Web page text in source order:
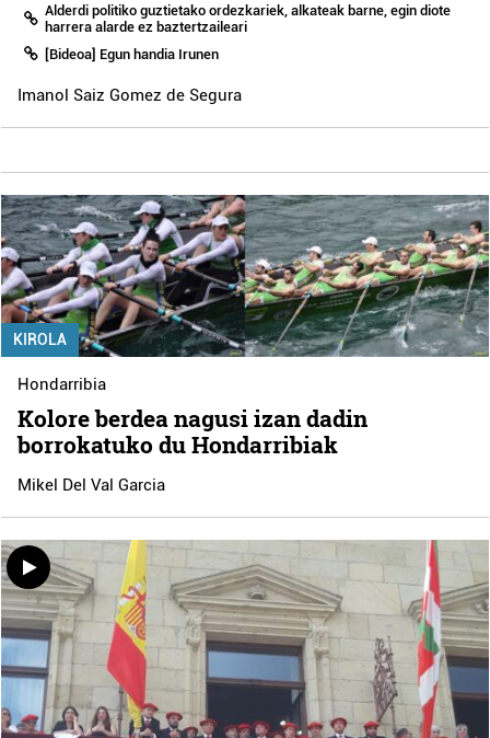
Alderdi politiko guztietako ordezkariek, alkateak barne, egin diote
harrera alarde ez baztertzaileari
[Bideoa] Egun handia Irunen
Imanol Saiz Gomez de Segura
KIROLA
Hondarribia
Kolore berdea nagusi izan dadin
borrokatuko du Hondarribiak
Mikel Del Val Garcia